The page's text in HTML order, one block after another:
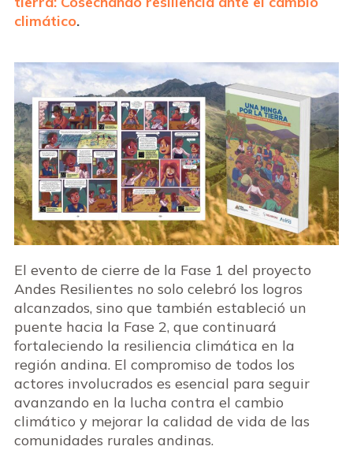
climático.
El evento de cierre de la Fase 1 del proyecto
Andes Resilientes no solo celebró los logros
alcanzados, sino que también estableció un
puente hacia la Fase 2, que continuará
fortaleciendo la resiliencia climática en la
región andina. El compromiso de todos los
actores involucrados es esencial para seguir
avanzando en la lucha contra el cambio
climático y mejorar la calidad de vida de las
comunidades rurales andinas.